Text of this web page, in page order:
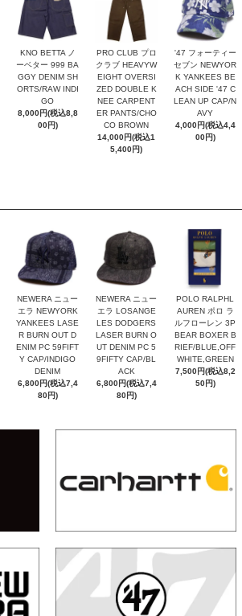
KNO BETTA ノ
ーベター 999 BA
GGY DENIM SH
ORTS/RAW INDI
GO
8,000円(税込8,8
00円)
PRO CLUB プロ
クラブ HEAVYW
EIGHT OVERSI
ZED DOUBLE K
NEE CARPENT
ER PANTS/CHO
CO BROWN
14,000円(税込1
5,400円)
'47 フォーティー
セブン NEWYOR
K YANKEES BE
ACH SIDE '47 C
LEAN UP CAP/N
AVY
4,000円(税込4,4
00円)
NEWERA ニュー
エラ NEWYORK
YANKEES LASE
R BURN OUT D
ENIM PC 59FIFT
Y CAP/INDIGO
DENIM
6,800円(税込7,4
80円)
NEWERA ニュー
エラ LOSANGE
LES DODGERS
LASER BURN O
UT DENIM PC 5
9FIFTY CAP/BL
ACK
6,800円(税込7,4
80円)
POLO RALPHL
AUREN ポロ ラ
ルフローレン 3P
BEAR BOXER B
RIEF/BLUE,OFF
WHITE,GREEN
7,500円(税込8,2
50円)